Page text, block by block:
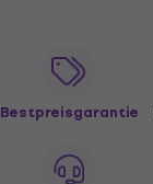
Bestpreisgarantie